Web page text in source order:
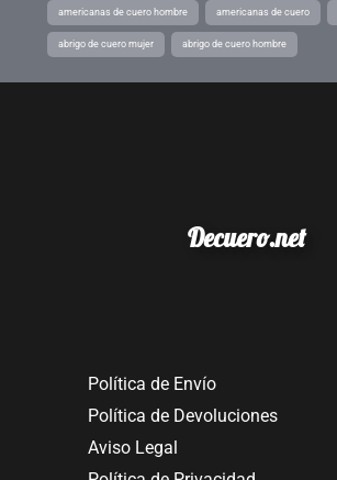
americanas de cuero hombre americanas de cuero
abrigo de cuero mujer abrigo de cuero hombre
Decuero.net
Política de Envío
Política de Devoluciones
Aviso Legal